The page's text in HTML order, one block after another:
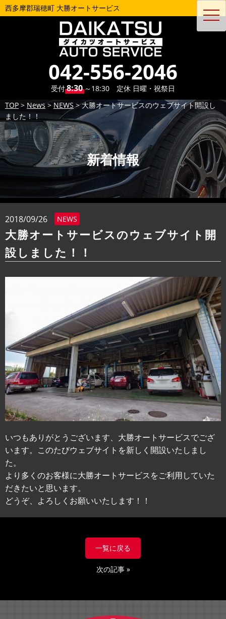
西多摩郡瑞穂町 大勝オートサービス
042-556-2046
受付8:30 ～18:30 定休 日曜・祝祭日
TOP > News > NEWS>大勝オートサービスのウェブサイト開設し
ました！！
新着情報
2018/09/26 NEWS
大勝オートサービスのウェブサイト開
設しました！！
いつもありがとうございます、大勝オートサービスでござ
います。このたびウェブサイトを新しく開設いたしまし
た。
より多くのお客様に大勝オートサービスをご利用していた
だきたいと思います。
どうぞ、よろしくお願いいたします！！
一覧に戻る
次の記事»